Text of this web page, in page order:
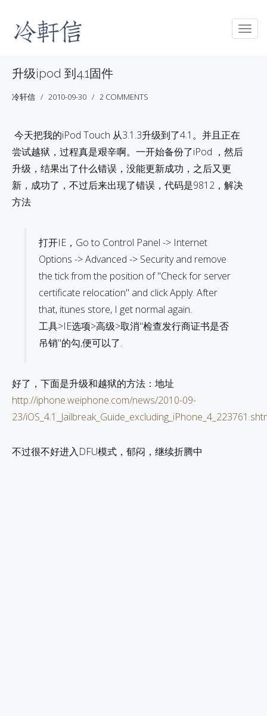
升级ipod 到4.1固件
冷轩信 2010-09-30 2 COMMENTS
今天把我的iPod Touch 从3.1.3升级到了4.1。并且正在
尝试越狱，过程真是艰辛啊。一开始备份了iPod ，然后
升级，结果出了什么错误，没能更新成功，之后又更
新，成功了，不过后来出现了错误，代码是9812，解决
方法
打开IE，Go to Control Panel -> Internet
Options -> Advanced -> Security and remove
the tick from the position of "Check for server
certificate relocation" and click Apply. After
that, itunes store, I get normal again.
工具>IE选项>高级>取消"检查发行商证书是否
吊销"的勾,便可以了.
好了，下面是升级和越狱的方法：地址
http://iphone.weiphone.com/news/2010-09-
23/
不过很不好进入DFU模式，郁闷，继续折腾中